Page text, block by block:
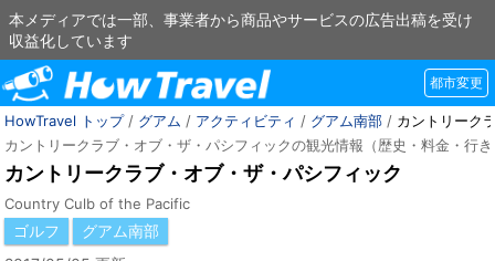
本メディアでは一部、事業者から商品やサービスの広告出稿を受け
収益化しています
都市変更
HowTravel トップ/ グアム / アクティビティ / グアム南部 / カントリーク
カントリークラブ・オブ・ザ・パシフィックの観光情報（歴史・料金・行
カントリークラブ・オブ・ザ・パシフィック
Country Culb of the Pacific
ゴルフ
グアム南部